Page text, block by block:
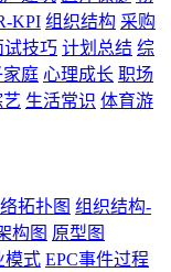
KPI 组织结构 采购
试技巧 计划总结 综
家庭 心理成长 职场
生活常识 体育游
拓扑图 组织结构-
构图 原型图
模式 EPC事件过程